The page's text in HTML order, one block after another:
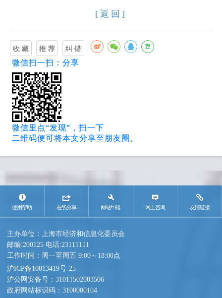
[返回]
微信扫一扫：分享
微信里点“发现”，扫一下
二维码便可将本文分享至朋友圈。
使用帮助 在线分享 网站纠错 网上咨询 友情链接
主办单位：上海市经济和信息化委员会
邮编:200125 电话:23111111
工作时间：周一至周五 9:00～18:00点
沪ICP备10013419号-25
沪公网安备号：31011502003506
政府网站标识码：3100000104